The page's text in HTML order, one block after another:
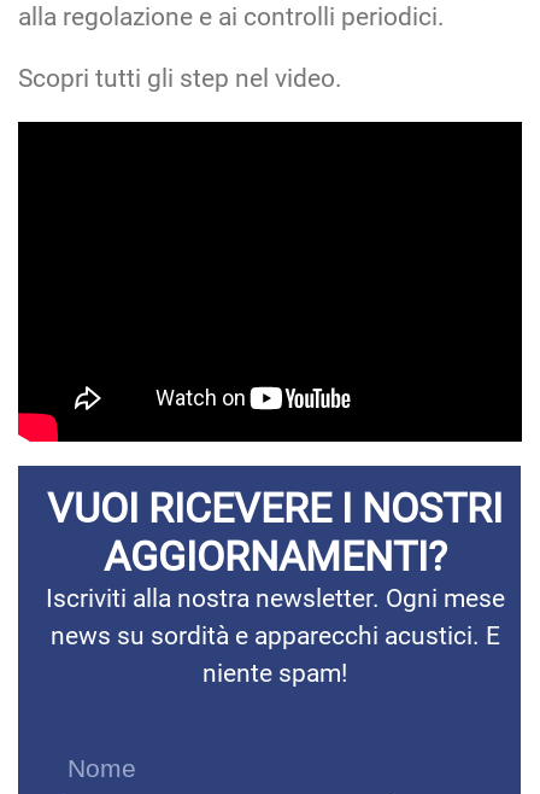
alla regolazione e ai controlli periodici.
Scopri tutti gli step nel video.
VUOI RICEVERE I NOSTRI
AGGIORNAMENTI?
Iscriviti alla nostra newsletter. Ogni mese
news su sordità e apparecchi acustici. E
niente spam!